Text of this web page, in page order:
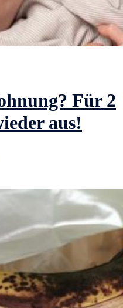
Für 2
aus!